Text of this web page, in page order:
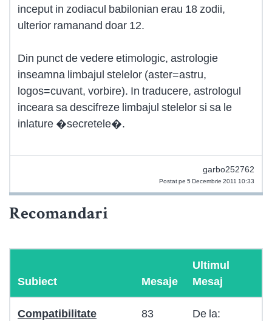
inceput in zodiacul babilonian erau 18 zodii,
ulterior ramanand doar 12.
Din punct de vedere etimologic, astrologie
inseamna limbajul stelelor (aster=astru,
logos=cuvant, vorbire). In traducere, astrologul
inceara sa descifreze limbajul stelelor si sa le
inlature �secretele�.
garbo252762
Postat pe 5 Decembrie 2011 10:33
Recomandari
Subiect Mesaje
Ultimul
Mesaj
Compatibilitate 83
De la: